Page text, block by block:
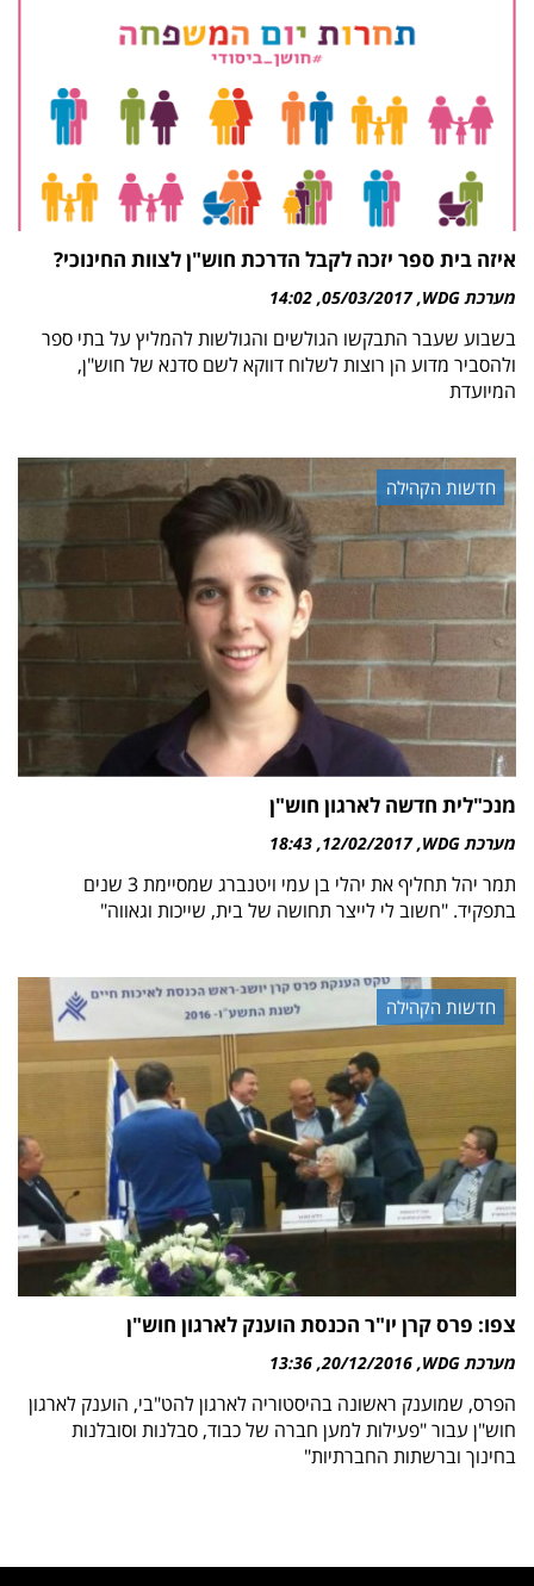
איזה בית ספר יזכה לקבל הדרכת חוש"ן לצוות החינוכי?
מערכת WDG 05/03/2017
14:02
בשבוע שעבר התבקשו הגולשים והגולשות להמליץ על בתי ספר
ולהסביר מדוע הן רוצות לשלוח דווקא לשם סדנא של חוש"ן,
המיועדת
חדשות הקהילה
מנכ"לית חדשה לארגון חוש"ן
מערכת WDG 12/02/2017
18:43
תמר יהל תחליף את יהלי בן עמי ויטנברג שמסיימת 3 שנים
בתפקיד. "חשוב לי לייצר תחושה של בית, שייכות וגאווה"
חדשות הקהילה
צפו: פרס קרן יו"ר הכנסת הוענק לארגון חוש"ן
מערכת WDG 20/12/2016
13:36
הפרס, שמוענק ראשונה בהיסטוריה לארגון להט"בי, הוענק לארגון
חוש"ן עבור "פעילות למען חברה של כבוד, סבלנות וסובלנות
בחינוך וברשתות החברתיות"